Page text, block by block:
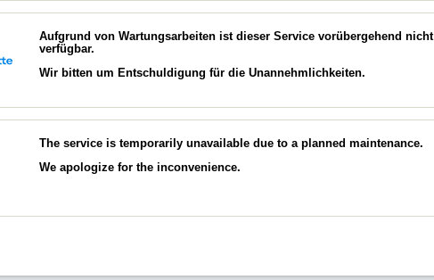
Aufgrund von Wartungsarbeiten ist dieser Service vorübergehend nicht
verfügbar.
Wir bitten um Entschuldigung für die Unannehmlichkeiten.
The service is temporarily unavailable due to a planned maintenance.
We apologize for the inconvenience.